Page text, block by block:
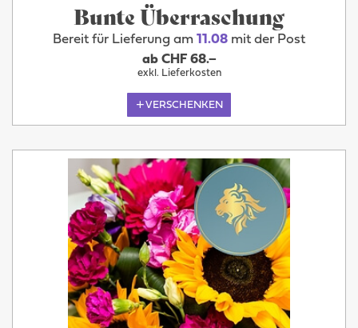
Bunte Überraschung
Bereit für Lieferung am 11.08 mit der Post
ab CHF 68.–
exkl. Lieferkosten
VERSCHENKEN